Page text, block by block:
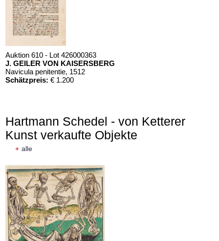
Auktion 610 - Lot 426000363
J. GEILER VON KAISERSBERG
Navicula penitentie, 1512
Schätzpreis: € 1.200
Hartmann Schedel - von Ketterer
Kunst verkaufte Objekte
+ alle